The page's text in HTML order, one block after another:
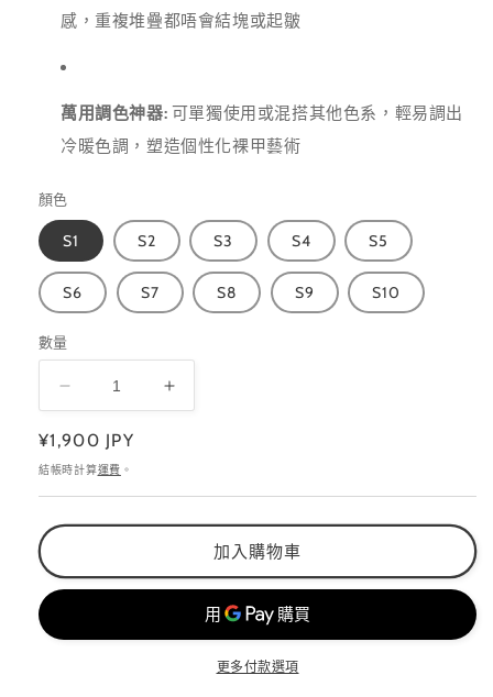
感，重複堆疊都唔會結塊或起皺
萬用調色神器: 可單獨使用或混搭其他色系，輕易調出
冷暖色調，塑造個性化裸甲藝術
顏色
S1 S2 S3 S4 S5
S6 S7 S8 S9 S10
數量
COLOR
SERIES
肌
美
色
列
數
SKIN
COLOR
美
色
列
S1~S10
數
定
價
¥1,900 JPY
結帳時計算運費 。
加入購物車
更多付款選項